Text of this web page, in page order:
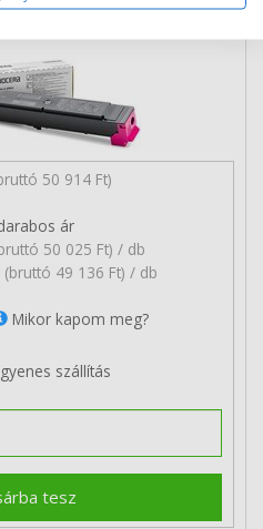
50 914 Ft)
ár
50 025 Ft) / db
(bruttó 49 136 Ft) / db
Mikor kapom meg?
szállítás
tesz